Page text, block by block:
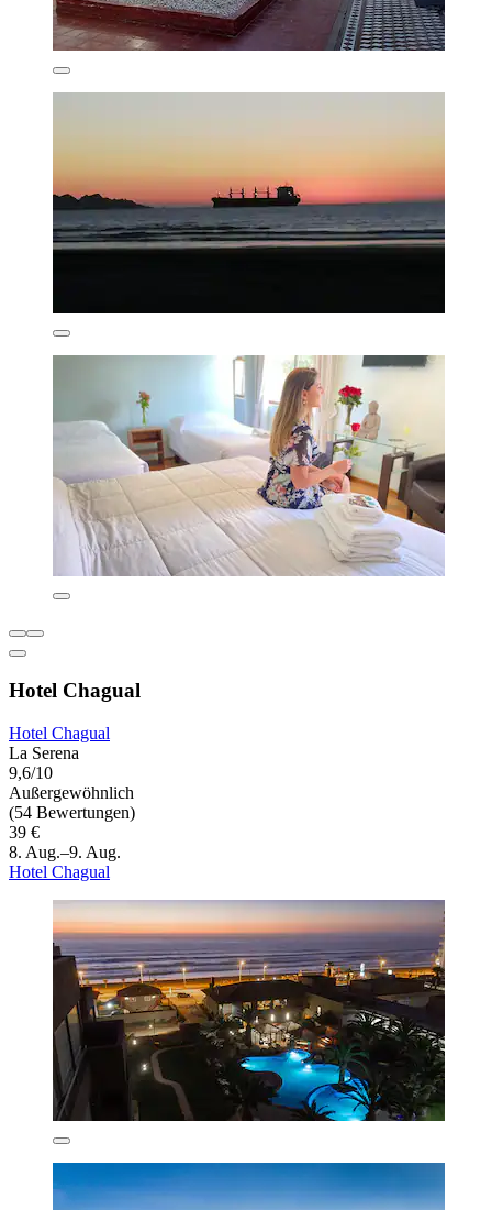
Hotel Chagual
Hotel Chagual
La Serena
9,6/10
Außergewöhnlich
(54 Bewertungen)
39 €
8. Aug.–9. Aug.
Hotel Chagual